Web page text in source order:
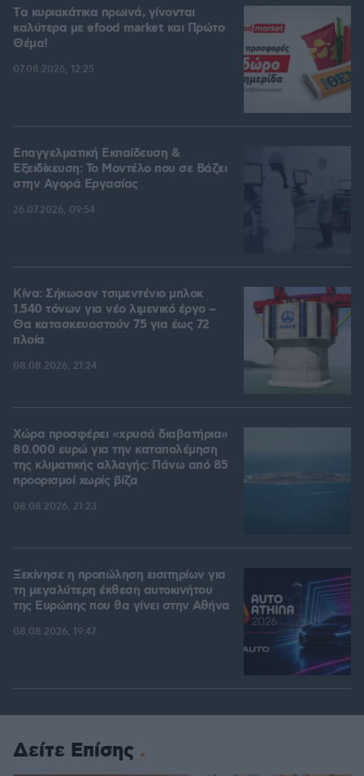
Tα κυριακάτικα πρωινά, γίνονται
καλύτερα με efood market και Πρώτο
Θέμα!
07.08.2026, 12:25
Επαγγελματική Εκπαίδευση &
Εξειδίκευση: Το Mοντέλο που σε Bάζει
στην Aγορά Eργασίας
26.07.2026, 09:54
Κίνα: Σήκωσαν τσιμεντένιο μπλοκ
1.540 τόνων για νέο λιμενικό έργο –
Θα κατασκευαστούν 75 για έως 72
πλοία
08.08.2026, 21:24
Χώρα προσφέρει «χρυσά διαβατήρια»
80.000 ευρώ για την καταπολέμηση
της κλιματικής αλλαγής: Πάνω από 85
προορισμοί χωρίς βίζα
08.08.2026, 21:23
Ξεκίνησε η προπώληση εισιτηρίων για
τη μεγαλύτερη έκθεση αυτοκινήτου
της Ευρώπης που θα γίνει στην Αθήνα
08.08.2026, 19:47
Δείτε Επίσης